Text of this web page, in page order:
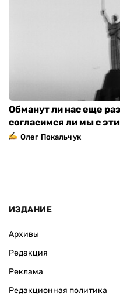
Обманут ли нас еще
согласимся ли мы с
Олег Покальчук
ИЗДАНИЕ
Архивы
Редакция
Реклама
Редакционная политика